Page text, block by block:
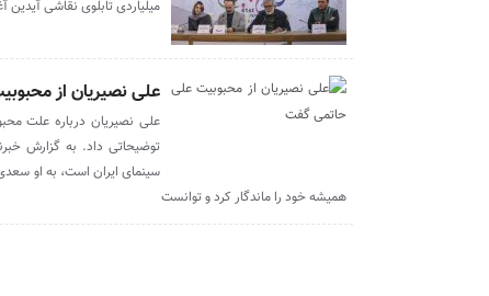
میلیاردی تابلوی نقاشی آیدین
علی نصیریان از
علی نصیریان درباره علت
توضیحاتی داد. به گزارش
سینمای ایران است، به او
همیشه خود را ماندگار کرد و توانست